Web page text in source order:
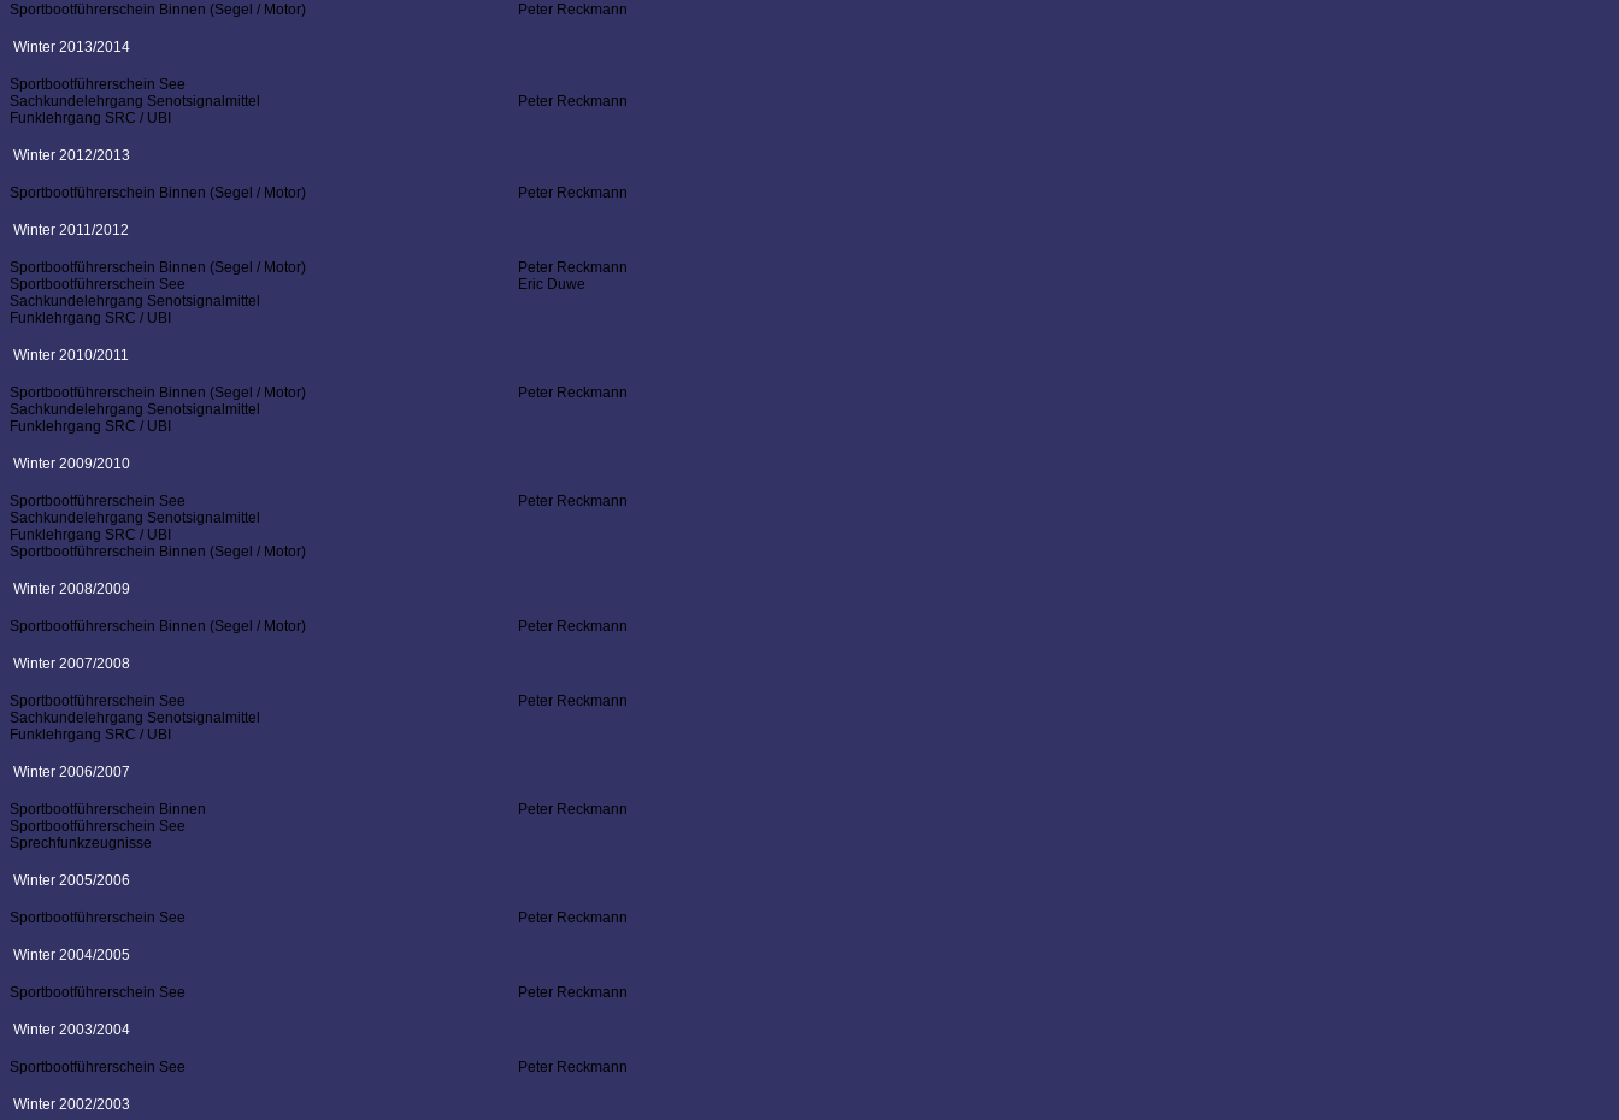
Sportbootführerschein Binnen (Segel / Motor)
Peter Reckmann
Winter 2013/2014
Sportbootführerschein See
Sachkundelehrgang Senotsignalmittel
Funklehrgang SRC / UBI
Peter Reckmann
Winter 2012/2013
Sportbootführerschein Binnen (Segel / Motor) Peter Reckmann
Winter 2011/2012
Sportbootführerschein Binnen (Segel / Motor)
Sportbootführerschein See
Sachkundelehrgang Senotsignalmittel
Funklehrgang SRC / UBI
Peter Reckmann
Eric Duwe
Winter 2010/2011
Sportbootführerschein Binnen (Segel / Motor)
Sachkundelehrgang Senotsignalmittel
Funklehrgang SRC / UBI
Peter Reckmann
Winter 2009/2010
Sportbootführerschein See
Sachkundelehrgang Senotsignalmittel
Funklehrgang SRC / UBI
Sportbootführerschein Binnen (Segel / Motor)
Peter Reckmann
Winter 2008/2009
Sportbootführerschein Binnen (Segel / Motor) Peter Reckmann
Winter 2007/2008
Sportbootführerschein See
Sachkundelehrgang Senotsignalmittel
Funklehrgang SRC / UBI
Peter Reckmann
Winter 2006/2007
Sportbootführerschein Binnen
Sportbootführerschein See
Sprechfunkzeugnisse
Peter Reckmann
Winter 2005/2006
Sportbootführerschein See Peter Reckmann
Winter 2004/2005
Sportbootführerschein See Peter Reckmann
Winter 2003/2004
Sportbootführerschein See Peter Reckmann
Winter 2002/2003